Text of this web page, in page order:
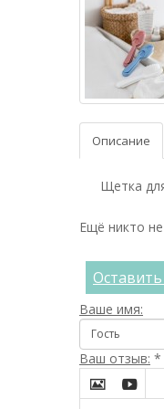
Описание
Щетка
Ещё никто
Ваше имя:
Ваш отзыв: *
 